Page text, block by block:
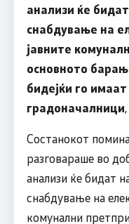
анализи ќе
снабдување на
јавните
основното
бидејќи го
градоначалници
Состанокот
разговараше во
анализи ќе бидат
снабдување на
комунални